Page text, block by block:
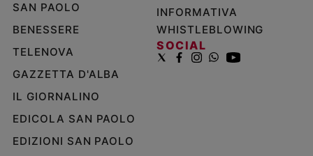
SAN PAOLO
BENESSERE
TELENOVA
GAZZETTA D'ALBA
IL GIORNALINO
EDICOLA SAN PAOLO
EDIZIONI SAN PAOLO
INFORMATIVA
WHISTLEBLOWING
SOCIAL